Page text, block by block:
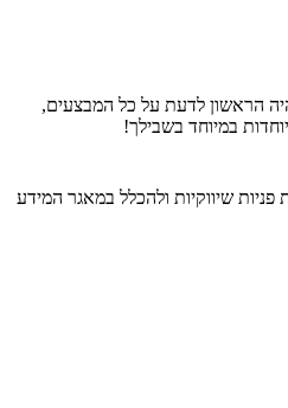
הראשון לדעת על כל המבצעים,
במיוחד בשבילך!
שיווקיות ולהכלל במאגר המידע